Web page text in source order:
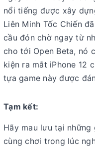
nổi tiếng được xây
Liên Minh Tốc Chiến
cầu đón chờ ngay từ
cho tới Open Beta, nó
kiện ra mắt iPhone 12
tựa game này được
Tạm kết:
Hãy mau lưu tại
cùng chơi trong lúc